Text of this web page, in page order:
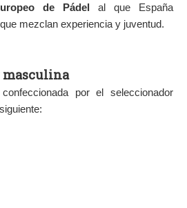
de Pádel al que España
mezclan experiencia y juventud.
masculina
por el seleccionador